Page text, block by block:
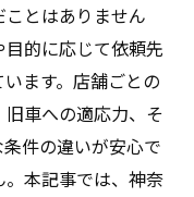
とはありません
的に応じて依頼先
ます。店舗ごとの
車への適応力、そ
件の違いが安心で
本記事では、神奈